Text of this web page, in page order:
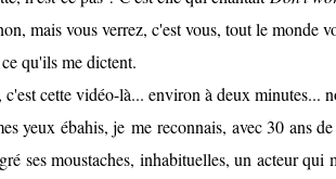
mais vous verrez, c'est vous, tout le monde
qu'ils me dictent.
cette vidéo-là... environ à deux
yeux ébahis, je me reconnais, avec 30 ans
ses moustaches, inhabituelles, un acteur qui